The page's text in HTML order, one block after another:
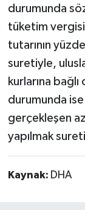
durumunda
tüketim
tutarının
suretiyle,
kurlarına
durumunda
gerçekleşen
yapılmak
Kaynak: DHA